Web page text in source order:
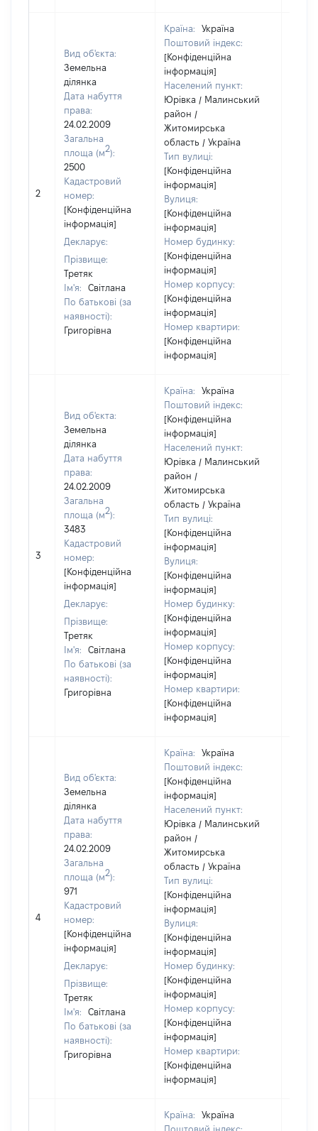
2
Вид об'єкта:
Земельна
ділянка
Дата набуття
права:
24.02.2009
Загальна
площа (м2):
2500
Кадастровий
номер:
[Конфіденційна
інформація]
Декларує:
Прізвище:
Третяк
Ім'я:
Світлана
По батькові (за
наявності):
Григорівна
Країна:
Україна
Поштовий індекс:
[Конфіденційна
інформація]
Населений пункт:
Юрівка / Малинський
район /
Житомирська
область / Україна
Тип вулиці:
[Конфіденційна
інформація]
Вулиця:
[Конфіденційна
інформація]
Номер будинку:
[Конфіденційна
інформація]
Номер корпусу:
[Конфіденційна
інформація]
Номер квартири:
[Конфіденційна
інформація]
3
Вид об'єкта:
Земельна
ділянка
Дата набуття
права:
24.02.2009
Загальна
площа (м2):
3483
Кадастровий
номер:
[Конфіденційна
інформація]
Декларує:
Прізвище:
Третяк
Ім'я:
Світлана
По батькові (за
наявності):
Григорівна
Країна:
Україна
Поштовий індекс:
[Конфіденційна
інформація]
Населений пункт:
Юрівка / Малинський
район /
Житомирська
область / Україна
Тип вулиці:
[Конфіденційна
інформація]
Вулиця:
[Конфіденційна
інформація]
Номер будинку:
[Конфіденційна
інформація]
Номер корпусу:
[Конфіденційна
інформація]
Номер квартири:
[Конфіденційна
інформація]
4
Вид об'єкта:
Земельна
ділянка
Дата набуття
права:
24.02.2009
Загальна
площа (м2):
971
Кадастровий
номер:
[Конфіденційна
інформація]
Декларує:
Прізвище:
Третяк
Ім'я:
Світлана
По батькові (за
наявності):
Григорівна
Країна:
Україна
Поштовий індекс:
[Конфіденційна
інформація]
Населений пункт:
Юрівка / Малинський
район /
Житомирська
область / Україна
Тип вулиці:
[Конфіденційна
інформація]
Вулиця:
[Конфіденційна
інформація]
Номер будинку:
[Конфіденційна
інформація]
Номер корпусу:
[Конфіденційна
інформація]
Номер квартири:
[Конфіденційна
інформація]
Країна:
Україна
Поштовий індекс: